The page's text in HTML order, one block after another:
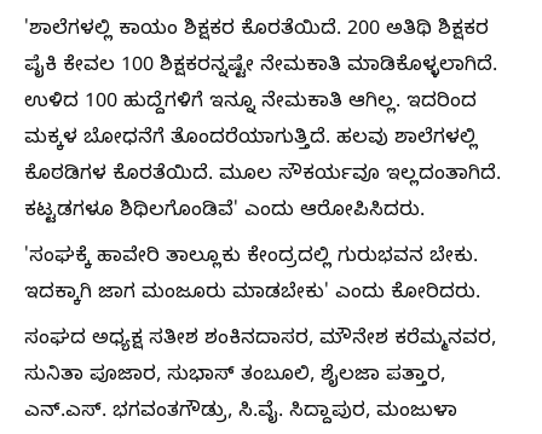
'ಶಾಲೆಗಳಲ್ಲಿ ಕಾಯಂ ಶಿಕ್ಷಕರ ಕೊರತೆಯಿದೆ. 200 ಅತಿಥಿ ಶಿಕ್ಷಕರ
ಪೈಕಿ ಕೇವಲ 100 ಶಿಕ್ಷಕರನ್ನಷ್ಟೇ ನೇಮಕಾತಿ ಮಾಡಿಕೊಳ್ಳಲಾಗಿದೆ.
ಉಳಿದ 100 ಹುದ್ದೆಗಳಿಗೆ ಇನ್ನೂ ನೇಮಕಾತಿ ಆಗಿಲ್ಲ. ಇದರಿಂದ
ಮಕ್ಕಳ ಬೋಧನೆಗೆ ತೊಂದರೆಯಾಗುತ್ತಿದೆ. ಹಲವು ಶಾಲೆಗಳಲ್ಲಿ
ಕೊಠಡಿಗಳ ಕೊರತೆಯಿದೆ. ಮೂಲ ಸೌಕರ್ಯವೂ ಇಲ್ಲದಂತಾಗಿದೆ.
ಕಟ್ಟಡಗಳೂ ಶಿಥಿಲಗೊಂಡಿವೆ' ಎಂದು ಆರೋಪಿಸಿದರು.
'ಸಂಘಕ್ಕೆ ಹಾವೇರಿ ತಾಲ್ಲೂಕು ಕೇಂದ್ರದಲ್ಲಿ ಗುರುಭವನ ಬೇಕು.
ಇದಕ್ಕಾಗಿ ಜಾಗ ಮಂಜೂರು ಮಾಡಬೇಕು' ಎಂದು ಕೋರಿದರು.
ಸಂಘದ ಅಧ್ಯಕ್ಷ ಸತೀಶ ಶಂಕಿನದಾಸರ, ಮೌನೇಶ ಕರೆಮ್ಮನವರ,
ಸುನಿತಾ ಪೂಜಾರ, ಸುಭಾಸ್ ತಂಬೂಲಿ, ಶೈಲಜಾ ಪತ್ತಾರ,
ಎನ್.ಎಸ್. ಭಗವಂತಗೌಡ್ರು, ಸಿ.ವೈ. ಸಿದ್ದಾಪುರ, ಮಂಜುಳಾ